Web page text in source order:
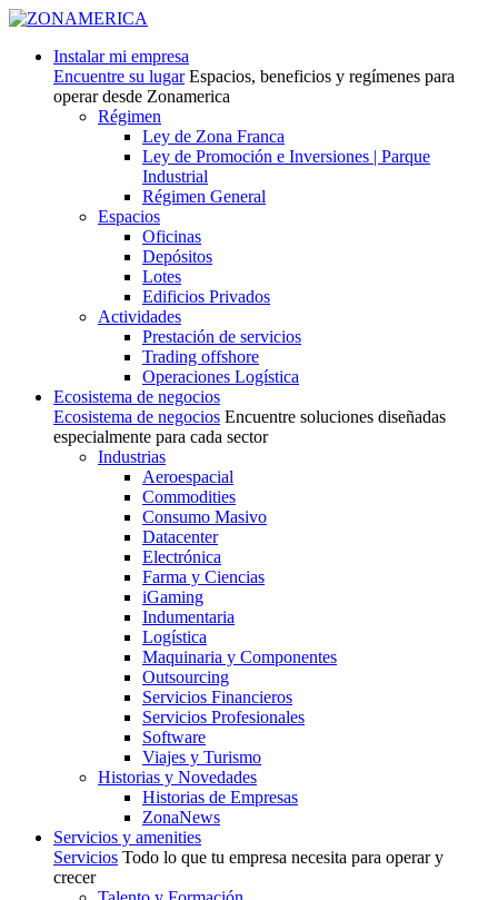
Instalar mi empresa
Encuentre su lugar Espacios, beneficios y regímenes para
operar desde Zonamerica
Régimen
Ley de Zona Franca
Ley de Promoción e Inversiones | Parque
Industrial
Régimen General
Espacios
Oficinas
Depósitos
Lotes
Edificios Privados
Actividades
Prestación de servicios
Trading offshore
Operaciones Logística
Ecosistema de negocios
Ecosistema de negocios Encuentre soluciones diseñadas
especialmente para cada sector
Industrias
Aeroespacial
Commodities
Consumo Masivo
Datacenter
Electrónica
Farma y Ciencias
iGaming
Indumentaria
Logística
Maquinaria y Componentes
Outsourcing
Servicios Financieros
Servicios Profesionales
Software
Viajes y Turismo
Historias y Novedades
Historias de Empresas
ZonaNews
Servicios y amenities
Servicios Todo lo que tu empresa necesita para operar y
crecer